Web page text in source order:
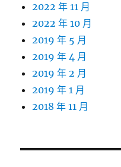
2022 年 11 月
2022 年 10 月
2019 年 5 月
2019 年 4 月
2019 年 2 月
2019 年 1 月
2018 年 11 月